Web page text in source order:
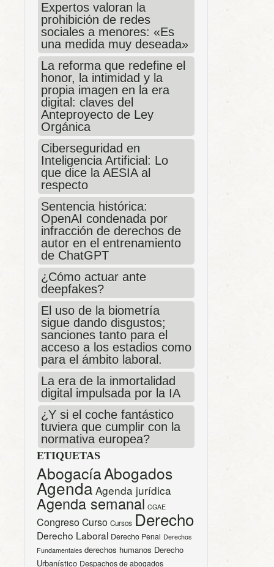
Expertos valoran la
prohibición de redes
sociales a menores: «Es
una medida muy deseada»
La reforma que redefine el
honor, la intimidad y la
propia imagen en la era
digital: claves del
Anteproyecto de Ley
Orgánica
Ciberseguridad en
Inteligencia Artificial: Lo
que dice la AESIA al
respecto
Sentencia histórica:
OpenAI condenada por
infracción de derechos de
autor en el entrenamiento
de ChatGPT
¿Cómo actuar ante
deepfakes?
El uso de la biometría
sigue dando disgustos;
sanciones tanto para el
acceso a los estadios como
para el ámbito laboral.
La era de la inmortalidad
digital impulsada por la IA
¿Y si el coche fantástico
tuviera que cumplir con la
normativa europea?
ETIQUETAS
AbogacíaAbogados
Agenda Agenda jurídica
Agenda semanal CGAE
CongresoCurso Cursos Derecho
Derecho Laboral Derecho Penal Derechos
Fundamentales derechos humanos Derecho
Urbanístico Despachos de abogados